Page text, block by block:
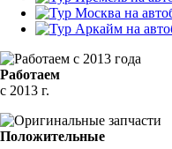
Работаем
с 2013 г.
Положительные